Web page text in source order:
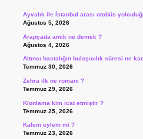
Ayvalık ile İstanbul arası otobüs
Ağustos 5, 2026
Arapçada amik ne demek ?
Ağustos 4, 2026
Altıncı hastalığın bulaşıcılık süresi ne
Temmuz 30, 2026
Zehra ilk ne romanı ?
Temmuz 29, 2026
Klonlama kim icat etmiştir ?
Temmuz 25, 2026
Kalem eylem mi ?
Temmuz 23, 2026